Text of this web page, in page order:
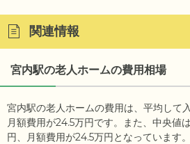
関連情報
宮内駅の老人ホームの費用相場
宮内駅の老人ホームの費用は、平均して
月額費用が24.5万円です。また、中央値
円、月額費用が24.5万円となっています。